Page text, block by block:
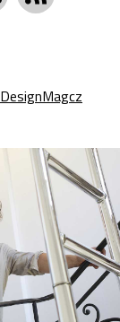
DesignMagcz